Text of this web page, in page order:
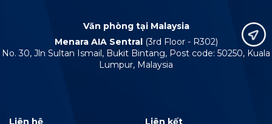
Văn phòng tại Malaysia
Menara AIA Sentral (3rd Floor - R302)
No. 30, Jln Sultan Ismail, Bukit Bintang, Post code: 50250, Kuala
Lumpur, Malaysia
Liên hệ
Liên kết